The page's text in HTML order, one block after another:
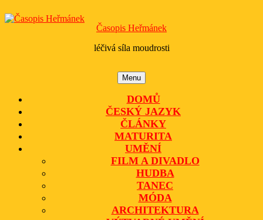
to
Časopis Heřmánek
léčivá síla moudrosti
MenuMenu
DOMŮ
ČESKÝ JAZYK
ČLÁNKY
MATURITA
UMĚNÍ
FILM A DIVADLO
HUDBA
TANEC
MÓDA
ARCHITEKTURA